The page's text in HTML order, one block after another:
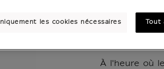
Comment le
À l'heure où
les cookies nécessaires